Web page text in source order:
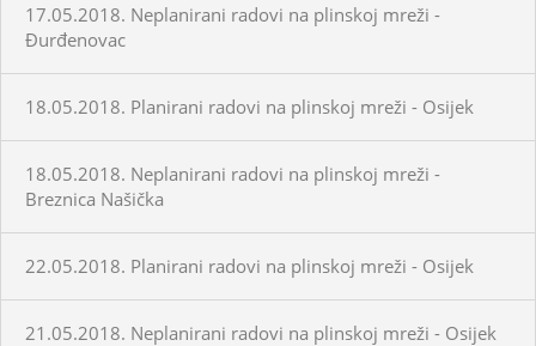
17.05.2018. Neplanirani radovi na plinskoj mreži -
Đurđenovac
18.05.2018. Planirani radovi na plinskoj mreži - Osijek
18.05.2018. Neplanirani radovi na plinskoj mreži -
Breznica Našička
22.05.2018. Planirani radovi na plinskoj mreži - Osijek
21.05.2018. Neplanirani radovi na plinskoj mreži - Osijek